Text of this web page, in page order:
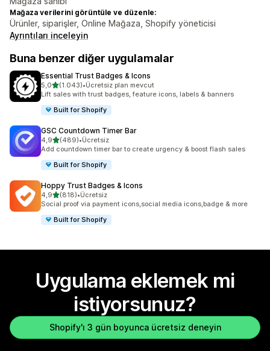
Mağaza verilerini görüntüle ve düzenle:
Ürünler, siparişler, Online Mağaza, Shopify yöneticisi
Ayrıntıları inceleyin
Buna benzer diğer uygulamalar
Essential Trust Badges & Icons
5,05 yıldız üzerinden
(1.043)
toplam 1043 değerlendirme
•Ücretsiz plan mevcut
Lift sales with trust badges, feature icons, labels & banners
Built for Shopify
GSC Countdown Timer Bar
4,95 yıldız üzerinden
(489)
toplam 489 değerlendirme
•Ücretsiz
Add countdown timer bar to create urgency & boost flash sales
Built for Shopify
Hoppy Trust Badges & Icons
4,95 yıldız üzerinden
(818)
toplam 818 değerlendirme
•Ücretsiz
Social proof via payment icons,social media icons,badge & more
Built for Shopify
Uygulama eklemek mi
istiyorsunuz?
Shopify'ı 3 gün boyunca ücretsiz deneyin